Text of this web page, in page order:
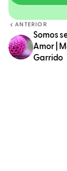
ANTERIOR
Somos
Amor |
Garrido